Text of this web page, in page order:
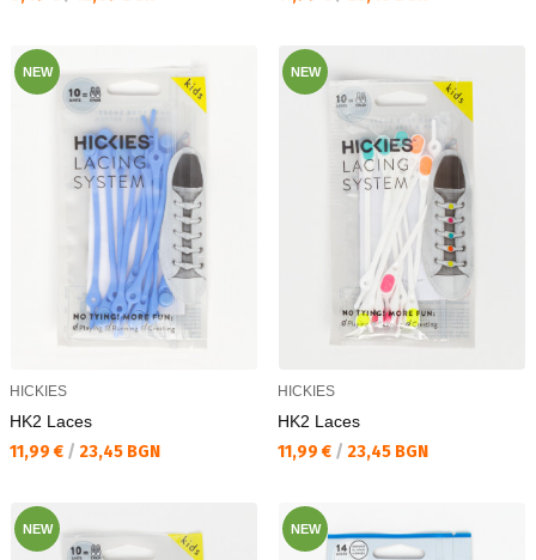
NEW
HICKIES
HK2 Laces
Текуща цена:
11,99 € / 23,45 BGN
NEW
HICKIES
HK2 Laces
Текуща цена:
11,99 € / 23,45 BGN
NEW NEW